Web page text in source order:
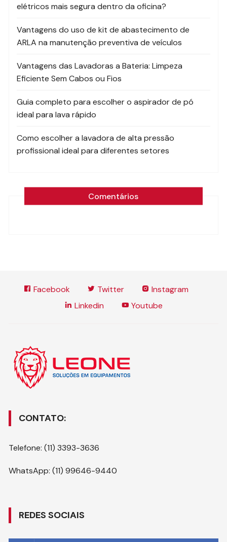
elétricos mais segura dentro da oficina?
Vantagens do uso de kit de abastecimento de
ARLA na manutenção preventiva de veículos
Vantagens das Lavadoras a Bateria: Limpeza
Eficiente Sem Cabos ou Fios
Guia completo para escolher o aspirador de pó
ideal para lava rápido
Como escolher a lavadora de alta pressão
profissional ideal para diferentes setores
Comentários
Facebook Twitter
Instagram
Linkedin
Youtube
CONTATO:
Telefone: (11) 3393-3636
WhatsApp: (11) 99646-9440
REDES SOCIAIS